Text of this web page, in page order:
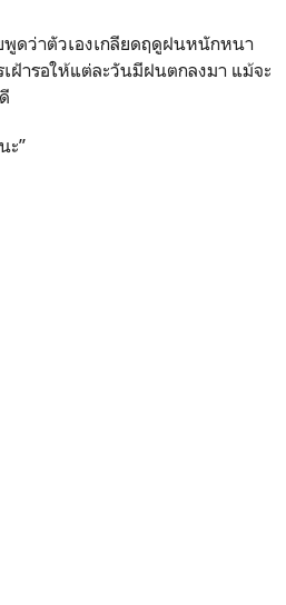
ดว่าตัวเองเกลียดฤดูฝนหนักหนา
เฝ้ารอให้แต่ละวันมีฝนตกลงมา แม้จะ
ะ”